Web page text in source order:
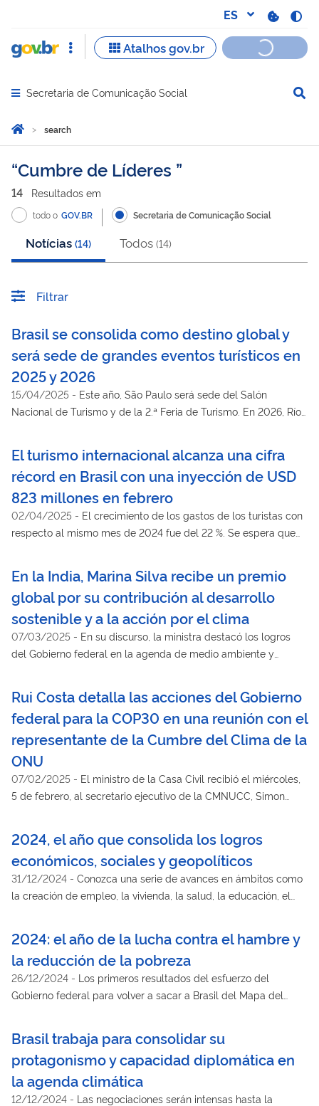
Abrir menu principal de navegação
Secretaria de Comunicação Social
Você está aqui:
Iniciosearch
search
Cumbre de Líderes
14 Resultados em
todo o GOV.BR Secretaria de Comunicação Social
Notícias (14) Todos (14)
Filtrar
Brasil se consolida como destino global y
será sede de grandes eventos turísticos en
2025 y 2026
15/04/2025 - Este año, São Paulo será sede del Salón
Nacional de Turismo y de la 2.ª Feria de Turismo. En 2026, Río
El turismo internacional alcanza una cifra
récord en Brasil con una inyección de USD
823 millones en febrero
02/04/2025 - El crecimiento de los gastos de los turistas con
respecto al mismo mes de 2024 fue del 22 %. Se espera que
En la India, Marina Silva recibe un premio
global por su contribución al desarrollo
sostenible y a la acción por el clima
07/03/2025 - En su discurso, la ministra destacó los logros
del Gobierno federal en la agenda de medio ambiente y
Rui Costa detalla las acciones del Gobierno
federal para la COP30 en una reunión con el
representante de la Cumbre del Clima de la
ONU
07/02/2025 - El ministro de la Casa Civil recibió el miércoles,
5 de febrero, al secretario ejecutivo de la CMNUCC, Simon
2024, el año que consolida los logros
económicos, sociales y geopolíticos
31/12/2024 - Conozca una serie de avances en ámbitos como
la creación de empleo, la vivienda, la salud, la educación, el
2024: el año de la lucha contra el hambre y
la reducción de la pobreza
26/12/2024 - Los primeros resultados del esfuerzo del
Gobierno federal para volver a sacar a Brasil del Mapa del
pobreza en Brasil cayó al nivel más bajo desde 2012
Brasil trabaja para consolidar su
protagonismo y capacidad diplomática en
la agenda climática
12/12/2024 - Las negociaciones serán intensas hasta la